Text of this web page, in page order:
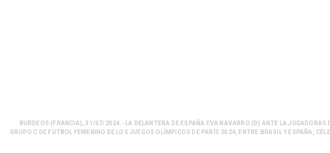
BURDEOS (FRANCIA), 31/07/2024.- LA DELANTERA DE ESPAÑA EVA NAVARRO (D) ANTE LA JUGADORAS
GRUPO C DE FÚTBOL FEMENINO DE LOS JUEGOS OLÍMPICOS DE PARÍS 2024, ENTRE BRASIL Y ESPAÑA,